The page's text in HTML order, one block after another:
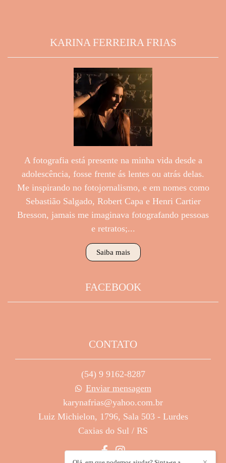
KARINA FERREIRA FRIAS
A fotografia está presente na minha vida desde a
adolescência, fosse frente ás lentes ou atrás delas.
Me inspirando no fotojornalismo, e em nomes como
Sebastião Salgado, Robert Capa e Henri Cartier
Bresson, jamais me imaginava fotografando pessoas
e retratos;...
Saiba mais
FACEBOOK
CONTATO
(54) 9 9162-8287
Enviar mensagem
karynafrias@yahoo.com.br
Luiz Michielon, 1796, Sala 503 - Lurdes
Caxias do Sul / RS